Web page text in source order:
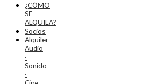
¿CÓMO
SE
ALQUILA?
Socios
Alquiler
Audio
·
Sonido
·